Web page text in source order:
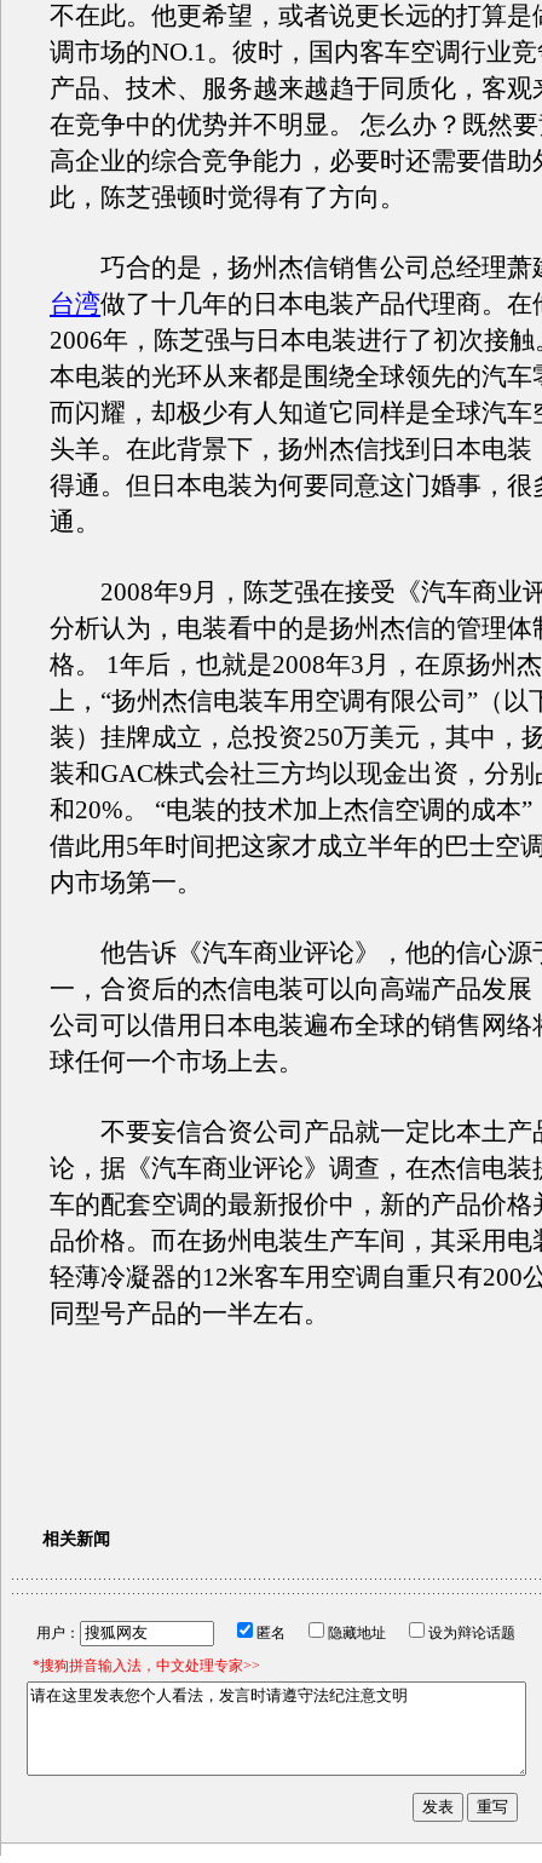
不在此。他更希望，或者说更长远的打算是
调市场的NO.1。彼时，国内客车空调行业
产品、技术、服务越来越趋于同质化，客观
在竞争中的优势并不明显。 怎么办？既然
高企业的综合竞争能力，必要时还需要借助
此，陈芝强顿时觉得有了方向。
巧合的是，扬州杰信销售公司总经理萧
台湾做了十几年的日本电装产品代理商。在
2006年，陈芝强与日本电装进行了初次接
本电装的光环从来都是围绕全球领先的汽车
而闪耀，却极少有人知道它同样是全球汽车
头羊。在此背景下，扬州杰信找到日本电装
得通。但日本电装为何要同意这门婚事，很
通。
2008年9月，陈芝强在接受《汽车商业
分析认为，电装看中的是扬州杰信的管理体
格。 1年后，也就是2008年3月，在原扬州
上，“扬州杰信电装车用空调有限公司”（以
装）挂牌成立，总投资250万美元，其中，
装和GAC株式会社三方均以现金出资，分别
和20%。 “电装的技术加上杰信空调的成本
借此用5年时间把这家才成立半年的巴士空
内市场第一。
他告诉《汽车商业评论》，他的信心源
一，合资后的杰信电装可以向高端产品发展
公司可以借用日本电装遍布全球的销售网络
球任何一个市场上去。
不要妄信合资公司产品就一定比本土产
论，据《汽车商业评论》调查，在杰信电装
车的配套空调的最新报价中，新的产品价格
品价格。而在扬州电装生产车间，其采用电
轻薄冷凝器的12米客车用空调自重只有200
同型号产品的一半左右。
相关新闻
用户： 匿名 隐藏地址
设为辩论话题
*搜狗拼音输入法，中文处理专家>>